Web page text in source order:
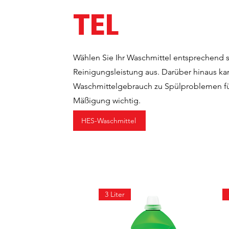
TEL
Wählen Sie Ihr Waschmittel entsprechend
Reinigungsleistung aus. Darüber hinaus
Waschmittelgebrauch zu Spülproblemen
Mäßigung wichtig.
HES-Waschmittel
3 Liter